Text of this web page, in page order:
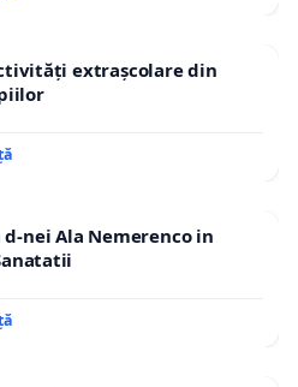
extrașcolare din
nei Ala Nemerenco in